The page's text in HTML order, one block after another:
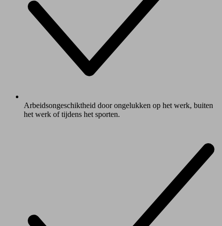
Arbeidsongeschiktheid door ongelukken op het werk, buiten
het werk of tijdens het sporten.